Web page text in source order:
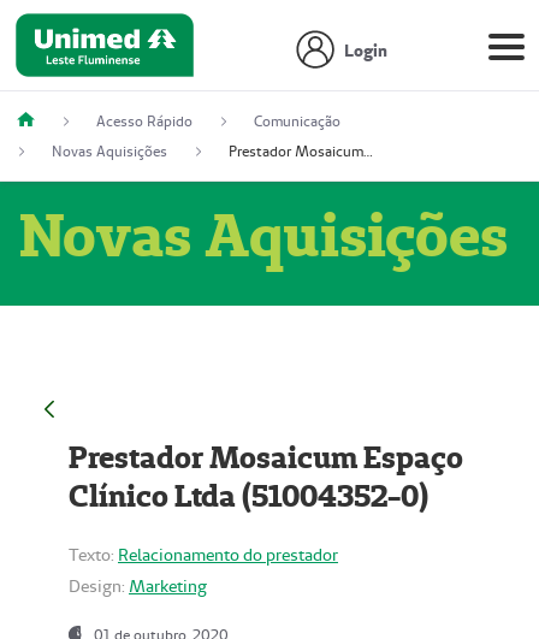
Login
Acesso Rápido
Comunicação
Novas Aquisições
Prestador Mosaicum Espaço Clínico Ltda (51004352-0)
Novas Aquisições
Prestador Mosaicum Espaço
Clínico Ltda (51004352-0)
Texto: Relacionamento do prestador
Design: Marketing
01 de outubro, 2020